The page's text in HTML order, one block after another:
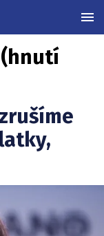
(hnutí